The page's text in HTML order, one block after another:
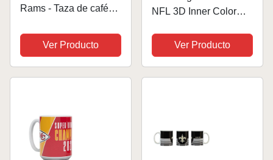
Rams - Taza de café
logotipo doble
Ver Producto
NFL 3D Inner Color
Ver Producto